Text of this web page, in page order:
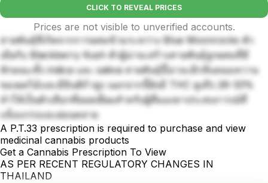
CLICK TO REVEAL PRICES
Prices are not visible to unverified accounts.
สายพันธุ์ที่เกิดจากการผสมข้ามระหว่าง Blue Moonrocks ตัว
เมียกับ Blackberry Kush ตัวผู้น่าจะสร้างสายพันธุ์ลูกผสมที่มี
ลักษณะทั้ง indica และ sativa สายพันธุ์นี้น่าจะมีกลิ่นหอมหวาน
ของผลไม้และมีอินดิก้าสูง นอกจากนี้ยังมี THC สูงถึง 26-33%
ทำให้เป็นตัวเลือกที่ยอดเยี่ยมสำหรับผู้ที่มองหาประสบการณ์ที่
แข็งแกร่งและผ่อนคลาย
A P.T.33 prescription is required to purchase and view
medicinal cannabis products
Get a Cannabis Prescription To View
AS PER RECENT REGULATORY CHANGES IN
THAILAND